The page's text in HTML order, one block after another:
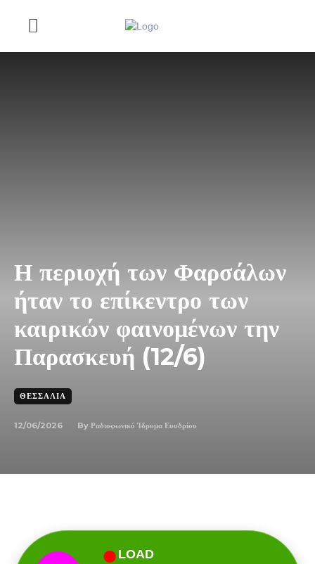
Η περιοχή των Φαρσάλων
ήταν το επίκεντρο των
καιρικών φαινομένων την
Παρασκευή (12/6)
ΘΕΣΣΑΛΊΑ
12/06/2026 By Ραδιοφωνικό Ίδρυμα Ευυδρίου
● LOAD